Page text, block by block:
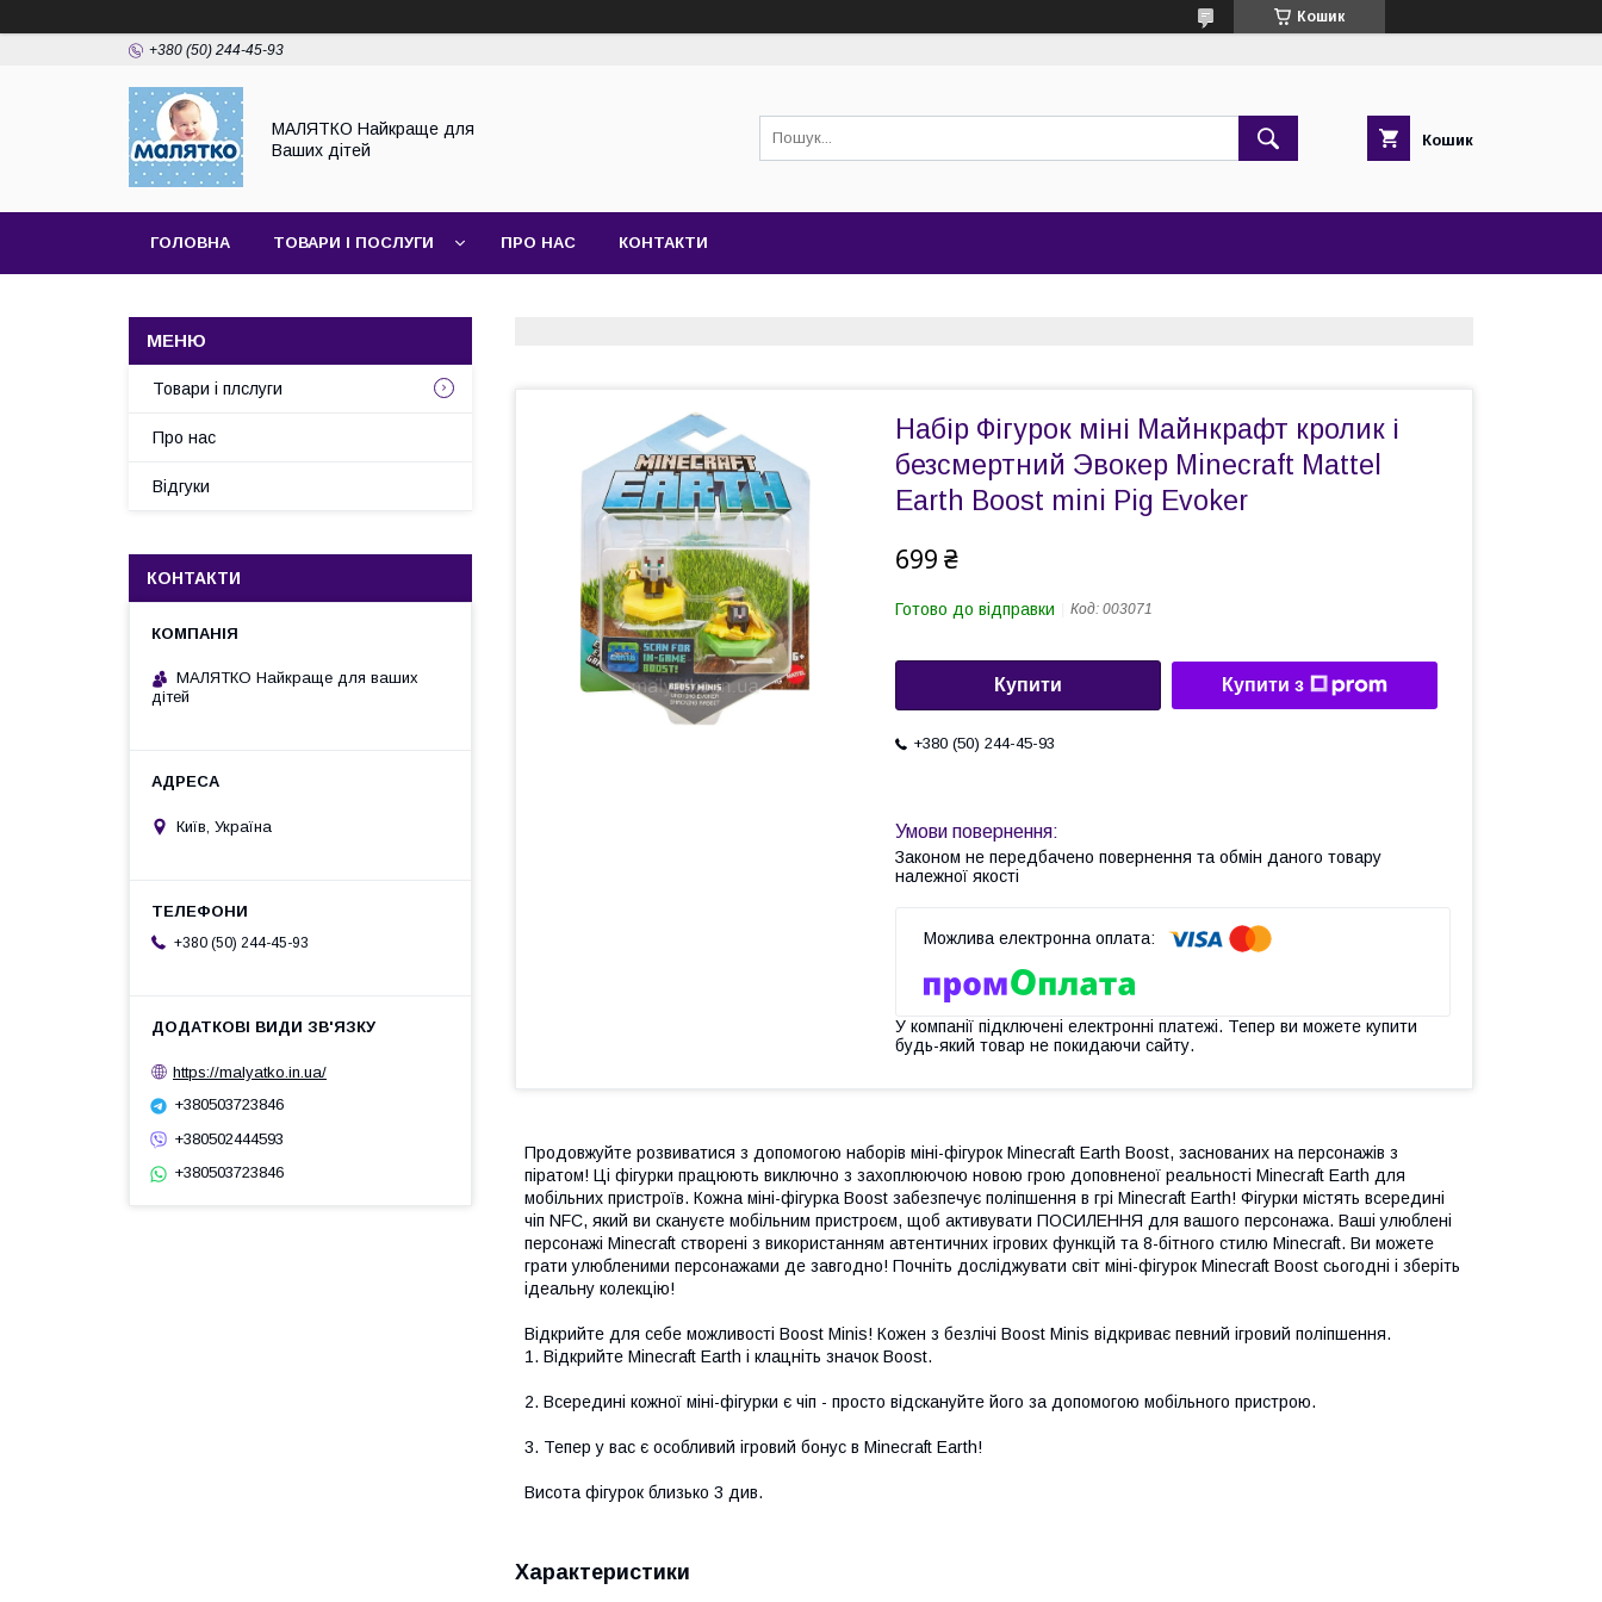
Кошик
+380 (50) 244-45-93
МАЛЯТКО Найкраще для
Ваших дітей
Кошик
ГОЛОВНА ТОВАРИ І ПОСЛУГИ ПРО НАС КОНТАКТИ
Набір Фігурок міні Майнкрафт кролик і
безсмертний Эвокер Minecraft Mattel
Earth Boost mini Pig Evoker
699 ₴
Готово до відправки Код: 003071
Купити Купити з
+380 (50) 244-45-93
Законом не передбачено повернення та обмін даного товару
належної якості
У компанії підключені електронні платежі. Тепер ви можете купити
будь-який товар не покидаючи сайту.
Продовжуйте розвиватися з допомогою наборів міні-фігурок Minecraft Earth Boost, заснованих на персонажів з
піратом! Ці фігурки працюють виключно з захоплюючою новою грою доповненої реальності Minecraft Earth для
мобільних пристроїв. Кожна міні-фігурка Boost забезпечує поліпшення в грі Minecraft Earth! Фігурки містять всередині
чіп NFC, який ви скануєте мобільним пристроєм, щоб активувати ПОСИЛЕННЯ для вашого персонажа. Ваші улюблені
персонажі Minecraft створені з використанням автентичних ігрових функцій та 8-бітного стилю Minecraft. Ви можете
грати улюбленими персонажами де завгодно! Почніть досліджувати світ міні-фігурок Minecraft Boost сьогодні і зберіть
ідеальну колекцію!
Відкрийте для себе можливості Boost Minis! Кожен з безлічі Boost Minis відкриває певний ігровий поліпшення.
1. Відкрийте Minecraft Earth і клацніть значок Boost.
2. Всередині кожної міні-фігурки є чіп - просто відскануйте його за допомогою мобільного пристрою.
3. Тепер у вас є особливий ігровий бонус в Minecraft Earth!
Висота фігурок близько 3 див.
Характеристики
Товари і плслуги
Про нас
Відгуки
КОНТАКТИ
МАЛЯТКО Найкраще для ваших
дітей
Київ, Україна
+380 (50) 244-45-93
https://malyatko.in.ua/
+380503723846
+380502444593
+380503723846